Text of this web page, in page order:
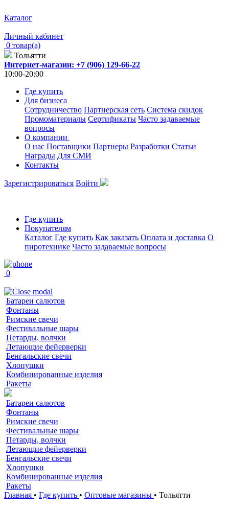
Каталог
Личный кабинет
0 товар(а)
Тольятти
Интернет-магазин: +7 (906) 129-66-22
10:00-20:00
Где купить
Для бизнеса
Сотрудничество Партнерская сеть Система скидок
Промоматериалы Сертификаты Часто задаваемые
вопросы
О компании
О нас Поставщики Партнеры Разработки Статьи
Награды Для СМИ
Контакты
Зарегистрироваться Войти
Где купить
Покупателям
Каталог Где купить Как заказать Оплата и доставка О
пиротехнике Часто задаваемые вопросы
0
Батареи салютов
Фонтаны
Римские свечи
Фестивальные шары
Петарды, волчки
Летающие фейерверки
Бенгальские свечи
Хлопушки
Комбинированные изделия
Ракеты
Батареи салютов
Фонтаны
Римские свечи
Фестивальные шары
Петарды, волчки
Летающие фейерверки
Бенгальские свечи
Хлопушки
Комбинированные изделия
Ракеты
Главная • Где купить • Оптовые магазины • Тольятти